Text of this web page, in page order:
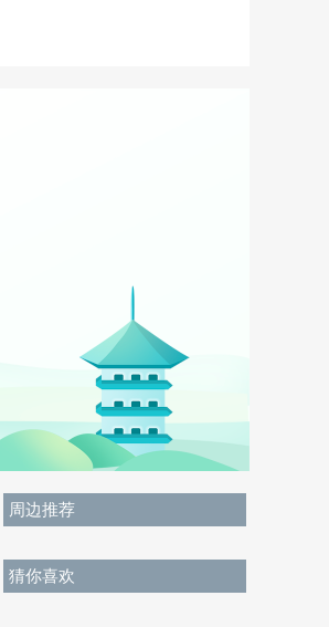
周边推荐
猜你喜欢